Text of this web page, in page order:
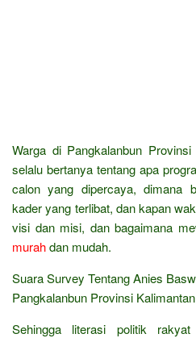
Warga di Pangkalanbun
selalu bertanya tentang apa
calon yang dipercaya, dimana
kader yang terlibat, dan kapan
visi dan misi, dan bagaimana
murahdan mudah.
Suara Survey Tentang Anies
Pangkalanbun Provinsi
Sehingga literasi politik